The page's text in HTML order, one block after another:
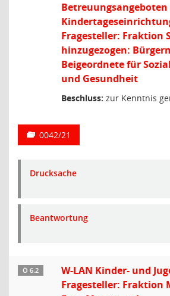
Betreuungsangeboten
Fragesteller: Fraktion
hinzugezogen:
Beigeordnete für
und Gesundheit
Beschluss: zur Kenntnis
0042/21
Drucksache
Beantwortung
Ö 6.2
W-LAN Kinder- und
Fragesteller: